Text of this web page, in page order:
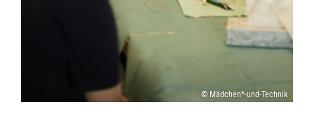
© Mädchen*-und-Technik